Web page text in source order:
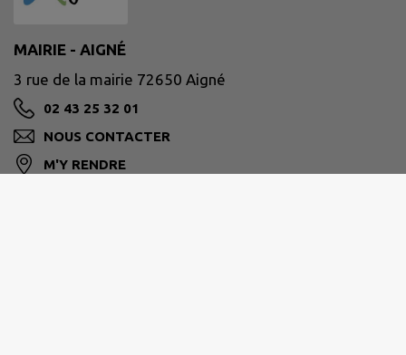
MAIRIE - AIGNÉ
3 rue de la mairie 72650 Aigné
02 43 25 32 01
NOUS CONTACTER
M'Y RENDRE